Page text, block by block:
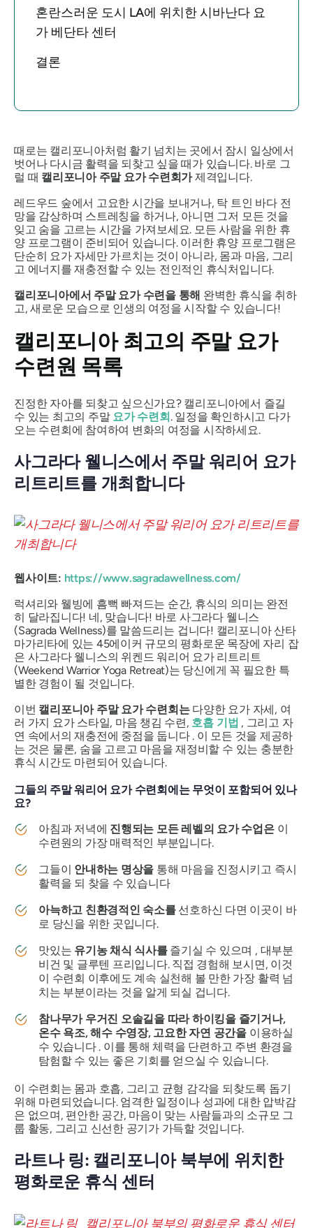
혼란스러운 도시 LA에 위치한 시바난다 요
가 베단타 센터
결론
때로는 캘리포니아처럼 활기 넘치는 곳에서 잠시 일상에서
벗어나 다시금 활력을 되찾고 싶을 때가 있습니다. 바로 그
럴 때 캘리포니아 주말 요가 수련회가제격입니다.
레드우드 숲에서 고요한 시간을 보내거나, 탁 트인 바다 전
망을 감상하며 스트레칭을 하거나, 아니면 그저 모든 것을
잊고 숨을 고르는 시간을 가져보세요. 모든 사람을 위한 휴
양 프로그램이 준비되어 있습니다. 이러한 휴양 프로그램은
단순히 요가 자세만 가르치는 것이 아니라, 몸과 마음, 그리
고 에너지를 재충전할 수 있는 전인적인 휴식처입니다.
캘리포니아에서 주말 요가 수련을 통해 완벽한 휴식을 취하
고, 새로운 모습으로 인생의 여정을 시작할 수 있습니다!
캘리포니아 최고의 주말 요가
수련원 목록
진정한 자아를 되찾고 싶으신가요? 캘리포니아에서 즐길
수 있는 최고의 주말 요가 수련회. 일정을 확인하시고 다가
오는 수련회에 참여하여 변화의 여정을 시작하세요.
사그라다 웰니스에서 주말 워리어 요가
리트리트를 개최합니다
웹사이트: https://www.sagradawellness.com/
럭셔리와 웰빙에 흠뻑 빠져드는 순간, 휴식의 의미는 완전
히 달라집니다! 네, 맞습니다! 바로 사그라다 웰니스
(Sagrada Wellness)를 말씀드리는 겁니다! 캘리포니아 산타
마가리타에 있는 45에이커 규모의 평화로운 목장에 자리 잡
은 사그라다 웰니스의 위켄드 워리어 요가 리트리트
(Weekend Warrior Yoga Retreat)는 당신에게 꼭 필요한 특
별한 경험이 될 것입니다.
이번 캘리포니아 주말 요가 수련회는다양한 요가 자세, 여
러 가지 요가 스타일, 마음 챙김 수련, 호흡 기법 , 그리고 자
연 속에서의 재충전에 중점을 둡니다 . 이 모든 것을 제공하
는 것은 물론, 숨을 고르고 마음을 재정비할 수 있는 충분한
휴식 시간도 마련되어 있습니다.
그들의 주말 워리어 요가 수련회에는 무엇이 포함되어 있나
요?
아침과 저녁에 진행되는 모든 레벨의 요가 수업은이
수련원의 가장 매력적인 부분입니다.
그들이 안내하는 명상을 통해 마음을 진정시키고 즉시
활력을 되 찾을 수 있습니다
아늑하고 친환경적인 숙소를선호하신 다면 이곳이 바
로 당신을 위한 곳입니다.
맛있는 유기농 채식 식사를즐기실 수 있으며 , 대부분
비건 및 글루텐 프리입니다. 직접 경험해 보시면, 이것
이 수련회 이후에도 계속 실천해 볼 만한 가장 활력 넘
치는 부분이라는 것을 알게 되실 겁니다.
참나무가 우거진 오솔길을 따라 하이킹을 즐기거나,
온수 욕조, 해수 수영장, 고요한 자연 공간을 이용하실
수 있습니다 . 이를 통해 체력을 단련하고 주변 환경을
탐험할 수 있는 좋은 기회를 얻으실 수 있습니다.
이 수련회는 몸과 호흡, 그리고 균형 감각을 되찾도록 돕기
위해 마련되었습니다. 엄격한 일정이나 성과에 대한 압박감
은 없으며, 편안한 공간, 마음이 맞는 사람들과의 소규모 그
룹 활동, 그리고 신선한 공기가 가득할 것입니다.
라트나 링: 캘리포니아 북부에 위치한
평화로운 휴식 센터